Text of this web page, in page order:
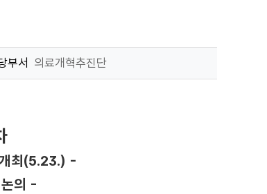
부서 의료개혁추진단
개최(5.23.) -
의 -